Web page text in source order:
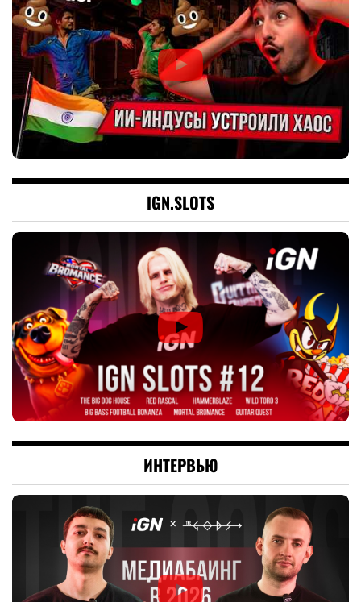
IGN.SLOTS
ИНТЕРВЬЮ